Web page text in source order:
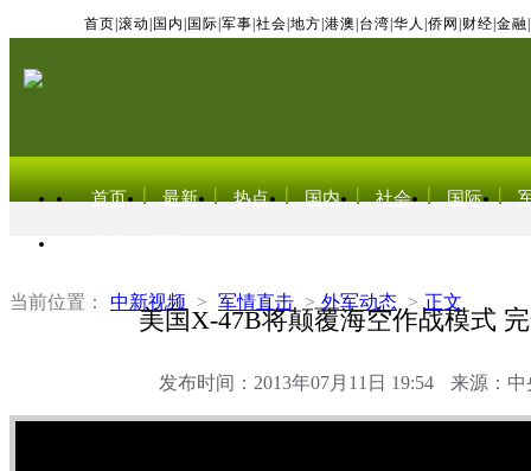
首页 滚动 国内 国际 军事 社会 地方 港澳 台湾 华人 侨网 财经 金融
首页 最新 热点 国内 社会 国际
当前位置： 中新视频 > 军情直击 > 外军动态 > 正文
美国X-47B将颠覆海空作战模式
发布时间：2013年07月11日 19:54 来源：中